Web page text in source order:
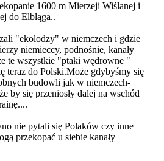
1600 m Mierzeji Wiślanej i
do Elbląga..
"ekolodzy" w niemczech i gdzie
niemieccy, podnośnie, kanały
te wszystkie "ptaki wędrowne "
teraz do Polski.Może gdybyśmy się
budowli jak w niemczech-
by się przeniosły dalej na wschód
nie pytali się Polaków czy inne
przekopać u siebie kanały